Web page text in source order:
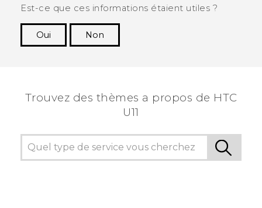
Est-ce que ces informations étaient utiles ?
Oui
Non
Trouvez des thèmes a propos de HTC
U11